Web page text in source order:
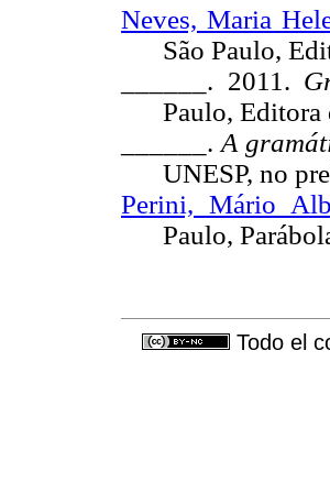
Neves, Maria
São Paulo,
______. 2011.
Paulo, Editora
______. A
UNESP, no
Perini, Mário
Paulo,
Todo el